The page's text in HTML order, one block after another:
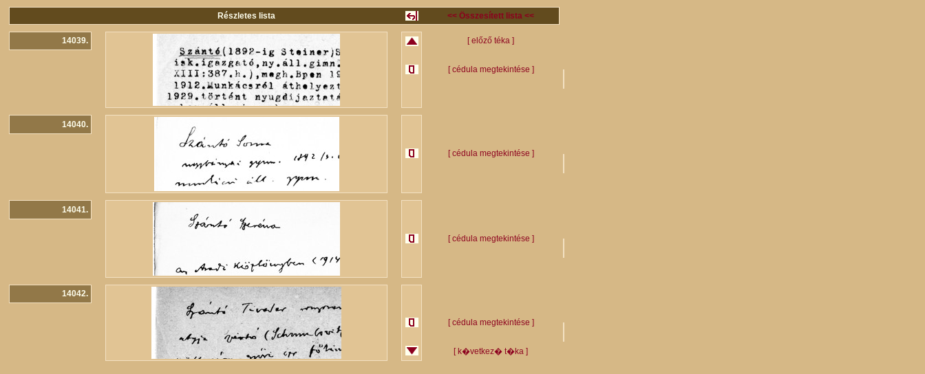
Részletes lista << Összesített lista <<
14039. [ előző téka ]
[ cédula megtekintése ]
14040.
[ cédula megtekintése ]
14041.
[ cédula megtekintése ]
14042.
[ cédula megtekintése ]
[ k�vetkez� t�ka ]